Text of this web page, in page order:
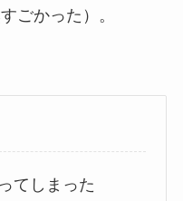
ごかった）。
てしまった